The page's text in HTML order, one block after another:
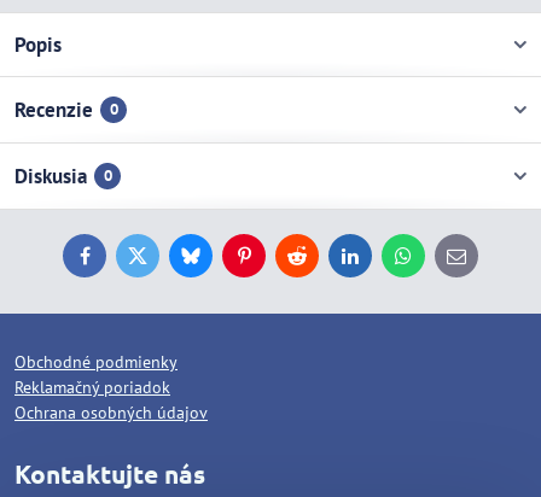
Popis
Recenzie 0
Diskusia 0
FacebookTwitterBlueskyPinterestReddit LinkedInWhatsApp
E-
mail
Obchodné podmienky
Reklamačný poriadok
Ochrana osobných údajov
Kontaktujte nás